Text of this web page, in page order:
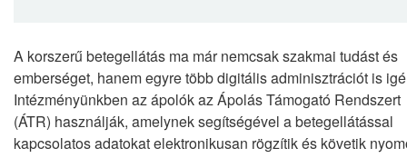
A korszerű betegellátás ma már nemcsak szakmai tudást és
emberséget, hanem egyre több digitális adminisztrációt is
Intézményünkben az ápolók az Ápolás Támogató Rendszert
(ÁTR) használják, amelynek segítségével a betegellátással
kapcsolatos adatokat elektronikusan rögzítik és követik